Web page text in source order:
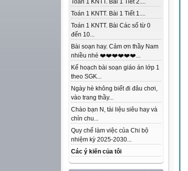
Toán 1 KNTT. Bài 1 Tiết 2....
Toán 1 KNTT. Bài 1 Tiết 1....
Toán 1 KNTT. Bài Các số từ 0
đến 10...
Bài soạn hay. Cảm ơn thầy Nam
nhiều nhé ❤️❤️❤️❤️❤️❤️...
Kế hoạch bài soạn giáo án lớp 1
theo SGK...
Ngày hè không biết đi đâu chơi,
vào trang thầy...
Chào bạn N, tài liệu siêu hay và
chỉn chu...
Quy chế làm việc của Chi bộ
nhiệm kỳ 2025-2030...
Các ý kiến của tôi